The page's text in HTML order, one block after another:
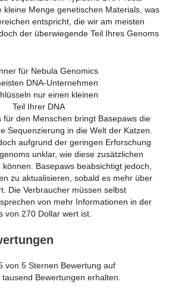
kleine Menge genetischen Materials, was
entspricht, die wir am meisten
der überwiegende Teil Ihres Genoms
DNA-Unternehmen
nur einen kleinen
Teil Ihrer DNA
für den Menschen bringt Basepaws die
Sequenzierung in die Welt der Katzen.
aufgrund der geringen Erforschung
unklar, wie diese zusätzlichen
Basepaws beabsichtigt jedoch,
zu aktualisieren, sobald es mehr über
Die Verbraucher müssen selbst
von mehr Informationen in der
von 270 Dollar wert ist.
von 5 Sternen Bewertung auf
Bewertungen erhalten.